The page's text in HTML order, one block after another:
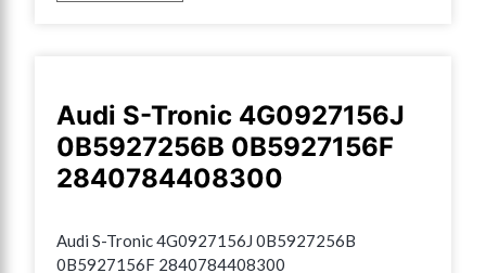
Audi S-Tronic 4G0927156J
0B5927256B 0B5927156F
2840784408300
Audi S-Tronic 4G0927156J 0B5927256B
0B5927156F 2840784408300